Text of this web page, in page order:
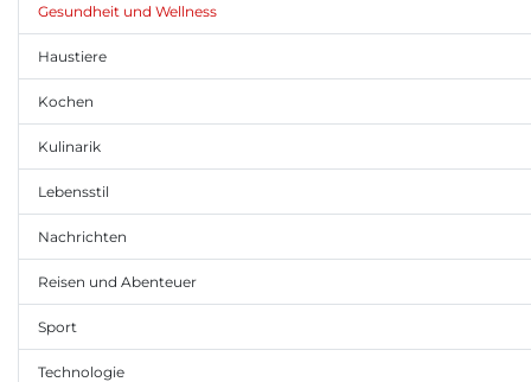
Gesundheit und Wellness
Haustiere
Kochen
Kulinarik
Lebensstil
Nachrichten
Reisen und Abenteuer
Sport
Technologie